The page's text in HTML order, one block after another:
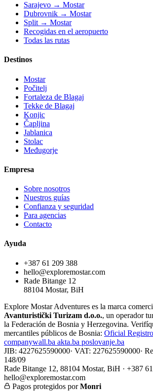
Sarajevo → Mostar
Dubrovnik → Mostar
Split → Mostar
Recogidas en el aeropuerto
Todas las rutas
Destinos
Mostar
Počitelj
Fortaleza de Blagaj
Tekke de Blagaj
Konjic
Čapljina
Jablanica
Stolac
Međugorje
Empresa
Sobre nosotros
Nuestros guías
Confianza y seguridad
Para agencias
Contacto
Ayuda
+387 61 209 388
hello@exploremostar.com
Rade Bitange 12
88104 Mostar, BiH
Explore Mostar Adventures es la marca
Avanturistički Turizam d.o.o., un operador
la Federación de Bosnia y Herzegovina.
mercantiles públicos de Bosnia: Oficial
companywall.ba akta.ba poslovanje.ba
JIB: 4227625590000· VAT: 227625590000·
148/09
Rade Bitange 12, 88104 Mostar, BiH · +387
hello@exploremostar.com
Pagos protegidos porMonri